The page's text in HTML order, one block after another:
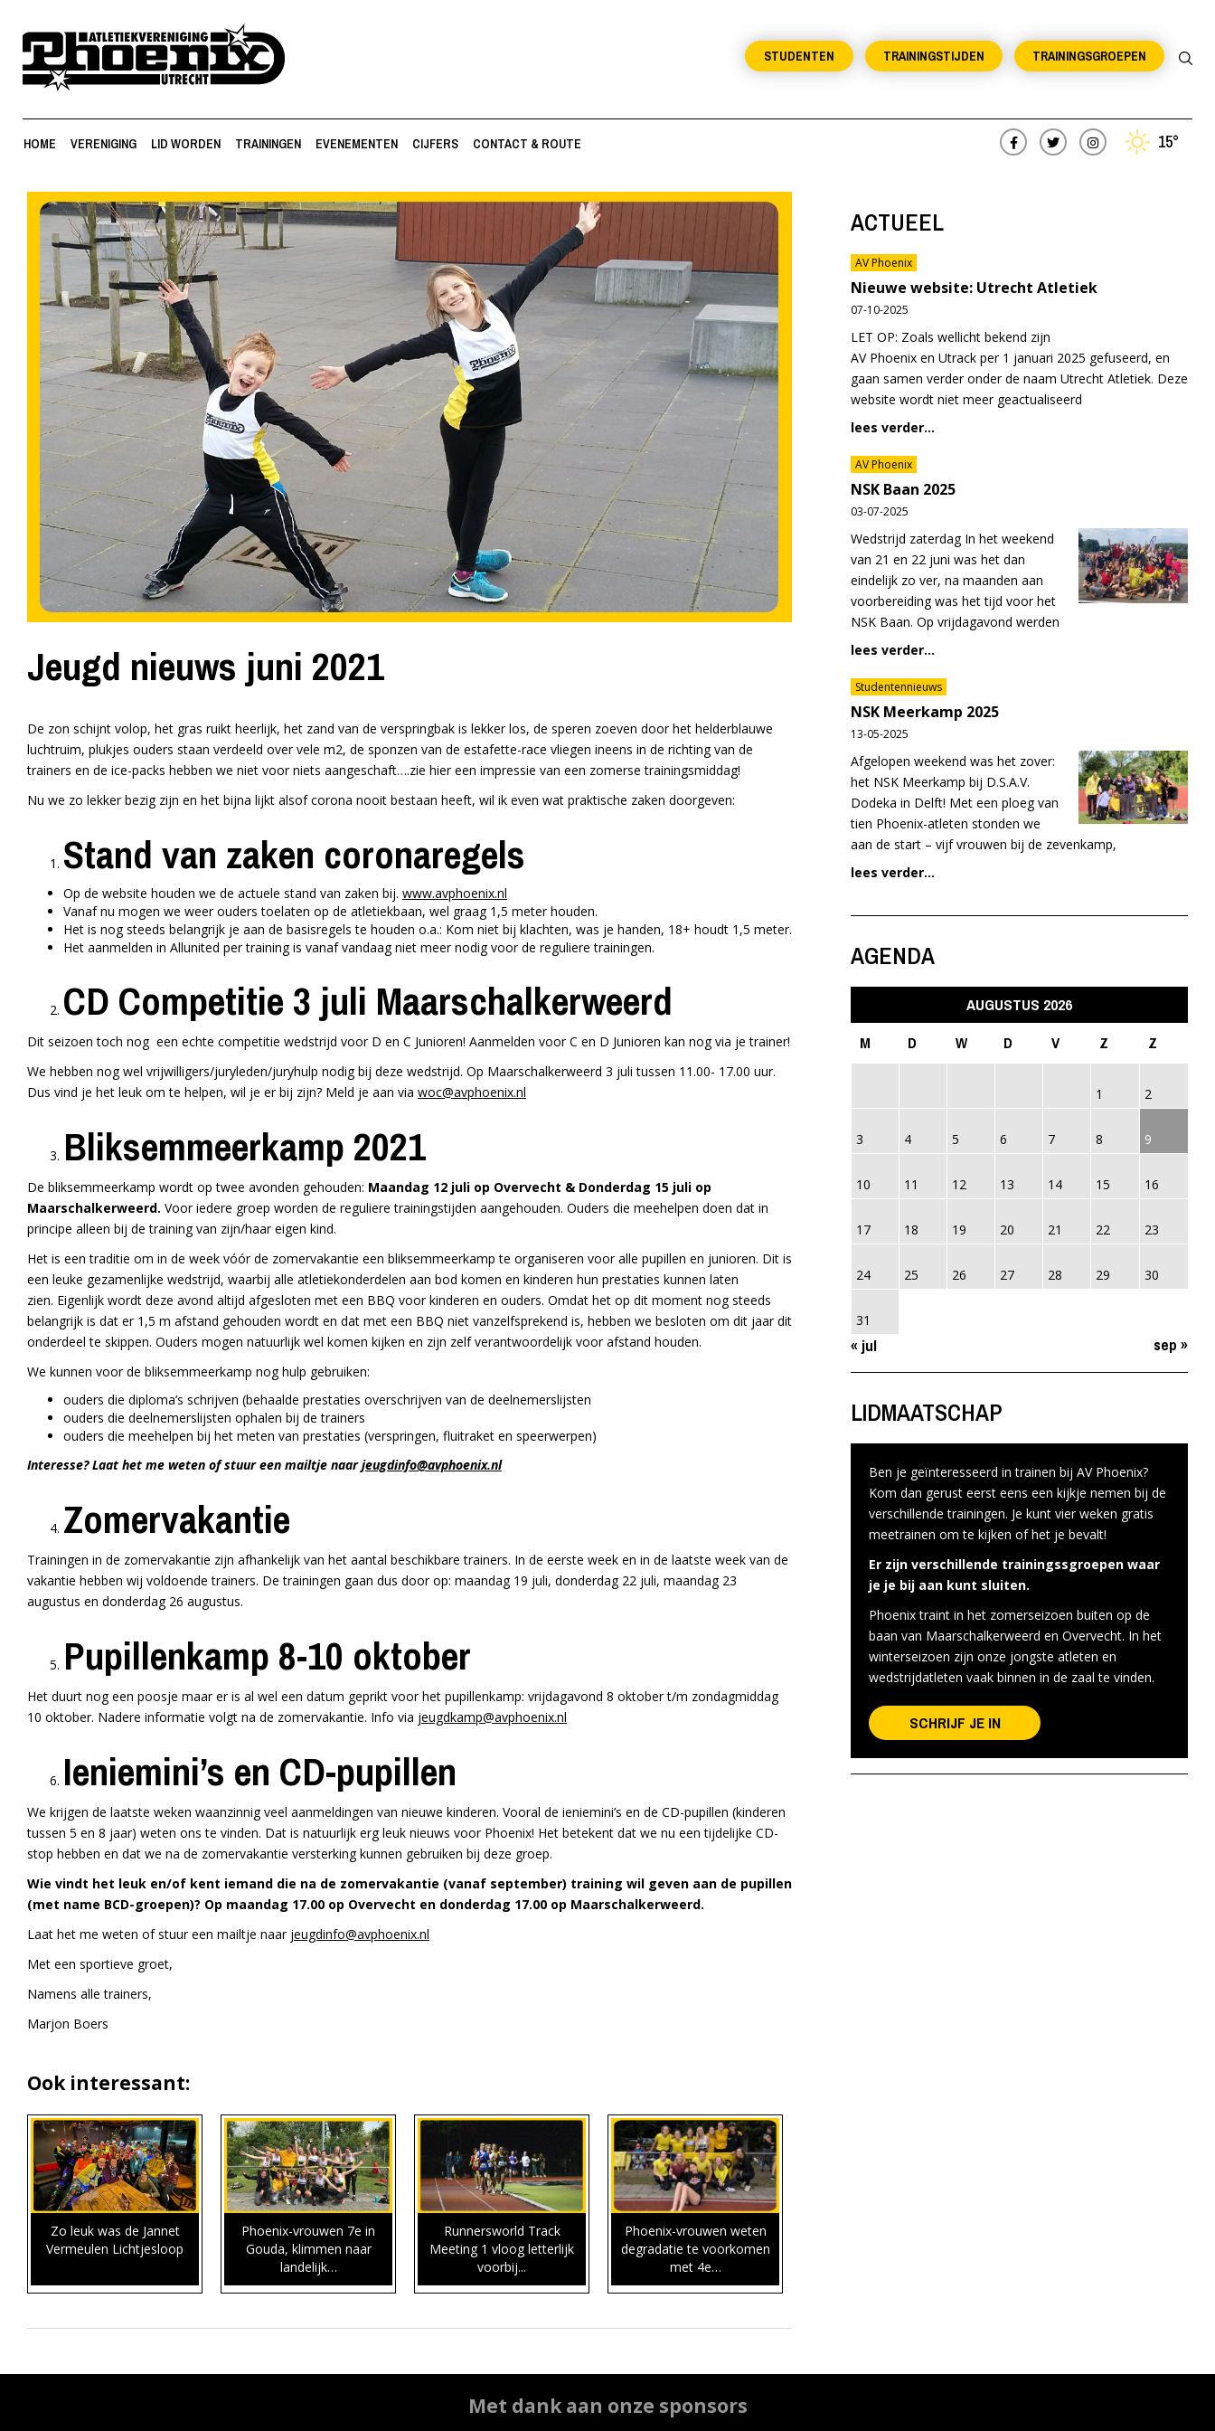
TRAININGSGROEPEN
TRAININGSTIJDEN
STUDENTEN
HOME VERENIGING LID WORDEN TRAININGEN EVENEMENTEN CIJFERS CONTACT & ROUTE 15°
Jeugd nieuws juni 2021
De zon schijnt volop, het gras ruikt heerlijk, het zand van de verspringbak is lekker los, de speren zoeven door het helderblauwe
luchtruim, plukjes ouders staan verdeeld over vele m2, de sponzen van de estafette-race vliegen ineens in de richting van de
trainers en de ice-packs hebben we niet voor niets aangeschaft….zie hier een impressie van een zomerse trainingsmiddag!
Nu we zo lekker bezig zijn en het bijna lijkt alsof corona nooit bestaan heeft, wil ik even wat praktische zaken doorgeven:
Stand van zaken coronaregels
Op de website houden we de actuele stand van zaken bij. www.avphoenix.nl
Vanaf nu mogen we weer ouders toelaten op de atletiekbaan, wel graag 1,5 meter houden.
Het is nog steeds belangrijk je aan de basisregels te houden o.a.: Kom niet bij klachten, was je handen, 18+ houdt 1,5 meter.
Het aanmelden in Allunited per training is vanaf vandaag niet meer nodig voor de reguliere trainingen.
CD Competitie 3 juli Maarschalkerweerd
Dit seizoen toch nog een echte competitie wedstrijd voor D en C Junioren! Aanmelden voor C en D Junioren kan nog via je trainer!
We hebben nog wel vrijwilligers/juryleden/juryhulp nodig bij deze wedstrijd. Op Maarschalkerweerd 3 juli tussen 11.00- 17.00 uur.
Dus vind je het leuk om te helpen, wil je er bij zijn? Meld je aan via woc@avphoenix.nl
Bliksemmeerkamp 2021
De bliksemmeerkamp wordt op twee avonden gehouden: Maandag 12 juli op Overvecht & Donderdag 15 juli op
Maarschalkerweerd. Voor iedere groep worden de reguliere trainingstijden aangehouden. Ouders die meehelpen doen dat in
principe alleen bij de training van zijn/haar eigen kind.
Het is een traditie om in de week vóór de zomervakantie een bliksemmeerkamp te organiseren voor alle pupillen en junioren. Dit is
een leuke gezamenlijke wedstrijd, waarbij alle atletiekonderdelen aan bod komen en kinderen hun prestaties kunnen laten
zien. Eigenlijk wordt deze avond altijd afgesloten met een BBQ voor kinderen en ouders. Omdat het op dit moment nog steeds
belangrijk is dat er 1,5 m afstand gehouden wordt en dat met een BBQ niet vanzelfsprekend is, hebben we besloten om dit jaar dit
onderdeel te skippen. Ouders mogen natuurlijk wel komen kijken en zijn zelf verantwoordelijk voor afstand houden.
We kunnen voor de bliksemmeerkamp nog hulp gebruiken:
ouders die diploma’s schrijven (behaalde prestaties overschrijven van de deelnemerslijsten
ouders die deelnemerslijsten ophalen bij de trainers
ouders die meehelpen bij het meten van prestaties (verspringen, fluitraket en speerwerpen)
Interesse? Laat het me weten of stuur een mailtje naarjeugdinfo@avphoenix.nl
Zomervakantie
Trainingen in de zomervakantie zijn afhankelijk van het aantal beschikbare trainers. In de eerste week en in de laatste week van de
vakantie hebben wij voldoende trainers. De trainingen gaan dus door op: maandag 19 juli, donderdag 22 juli, maandag 23
augustus en donderdag 26 augustus.
Pupillenkamp 8-10 oktober
Het duurt nog een poosje maar er is al wel een datum geprikt voor het pupillenkamp: vrijdagavond 8 oktober t/m zondagmiddag
10 oktober. Nadere informatie volgt na de zomervakantie. Info via jeugdkamp@avphoenix.nl
Ieniemini’s en CD-pupillen
We krijgen de laatste weken waanzinnig veel aanmeldingen van nieuwe kinderen. Vooral de ieniemini’s en de CD-pupillen (kinderen
tussen 5 en 8 jaar) weten ons te vinden. Dat is natuurlijk erg leuk nieuws voor Phoenix! Het betekent dat we nu een tijdelijke CD-
stop hebben en dat we na de zomervakantie versterking kunnen gebruiken bij deze groep.
Wie vindt het leuk en/of kent iemand die na de zomervakantie (vanaf september) training wil geven aan de pupillen
(met name BCD-groepen)? Op maandag 17.00 op Overvecht en donderdag 17.00 op Maarschalkerweerd.
Laat het me weten of stuur een mailtje naar jeugdinfo@avphoenix.nl
Met een sportieve groet,
Namens alle trainers,
Marjon Boers
Ook interessant:
Zo leuk was de Jannet
Vermeulen Lichtjesloop
Phoenix-vrouwen 7e in
Gouda, klimmen naar
landelijk…
Runnersworld Track
Meeting 1 vloog letterlijk
voorbij...
Phoenix-vrouwen weten
degradatie te voorkomen
met 4e…
ACTUEEL
AV Phoenix
Nieuwe website: Utrecht Atletiek
07-10-2025
LET OP: Zoals wellicht bekend zijn
AV Phoenix en Utrack per 1 januari 2025 gefuseerd, en
gaan samen verder onder de naam Utrecht Atletiek. Deze
website wordt niet meer geactualiseerd
lees verder...
AV Phoenix
NSK Baan 2025
03-07-2025
Wedstrijd zaterdag In het weekend
van 21 en 22 juni was het dan
eindelijk zo ver, na maanden aan
voorbereiding was het tijd voor het
NSK Baan. Op vrijdagavond werden
lees verder...
Studentennieuws
NSK Meerkamp 2025
13-05-2025
Afgelopen weekend was het zover:
het NSK Meerkamp bij D.S.A.V.
Dodeka in Delft! Met een ploeg van
tien Phoenix-atleten stonden we
aan de start – vijf vrouwen bij de zevenkamp,
lees verder...
AGENDA
AUGUSTUS 2026
M
D W D V Z Z
1 2
3 4 5 6 7 8 9
10 11 12 13 14 15 16
17 18 19 20 21 22 23
24 25 26 27 28 29 30
31
« jul sep »
LIDMAATSCHAP
Ben je geïnteresseerd in trainen bij AV Phoenix?
Kom dan gerust eerst eens een kijkje nemen bij de
verschillende trainingen. Je kunt vier weken gratis
meetrainen om te kijken of het je bevalt!
Er zijn verschillende trainingssgroepen waar
je je bij aan kunt sluiten.
Phoenix traint in het zomerseizoen buiten op de
baan van Maarschalkerweerd en Overvecht. In het
winterseizoen zijn onze jongste atleten en
wedstrijdatleten vaak binnen in de zaal te vinden.
SCHRIJF JE IN
Met dank aan onze sponsors